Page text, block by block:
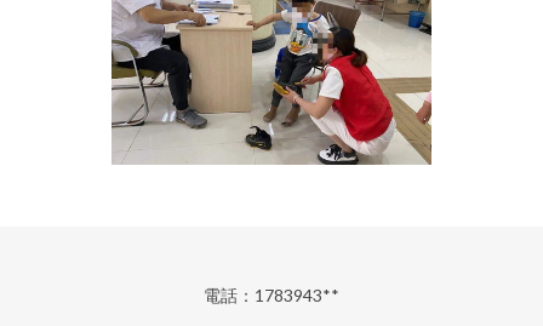
電話：1783943**